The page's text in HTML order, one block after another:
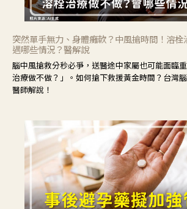
突然單手無力、身體癱軟？中風搶時間！溶
遇哪些情況？醫解說
腦中風搶救分秒必爭，送醫途中家屬也可能面臨
治療做不做？」。如何搶下救援黃金時間？台灣
醫師解說！